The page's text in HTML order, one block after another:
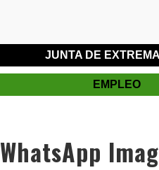
JUNTA DE
EMPLEO
WhatsApp